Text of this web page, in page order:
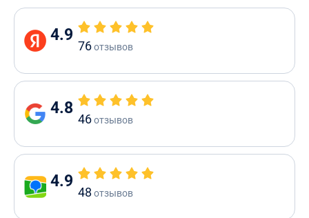
4.9
76отзывов
4.8
46отзывов
4.9
48 отзывов